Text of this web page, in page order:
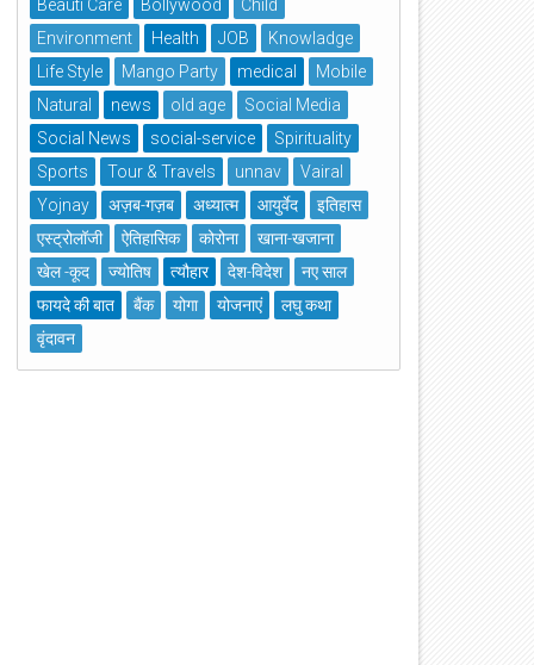
Beauti Care
Bollywood
Child
Environment
Health JOB
Knowladge
Life Style
Mango Party medical
Mobile
Natural
news old age
Social Media
Social News
social-service
Spirituality
Sports
Tour & Travels unnav
Vairal
Yojnay
अज़ब-गज़ब अध्यात्म आयुर्वेद
इतिहास
एस्ट्रोलॉजी
ऐतिहासिक कोरोना
खाना-खजाना
खेल -कूद
ज्योतिष त्यौहार देश-विदेश
नए साल
फायदे की बात
बैंक योगा योजनाएं
लघु कथा
वृंदावन